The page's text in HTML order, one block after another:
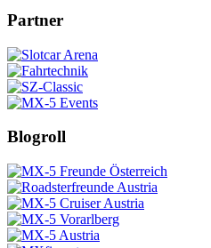
Partner
Blogroll